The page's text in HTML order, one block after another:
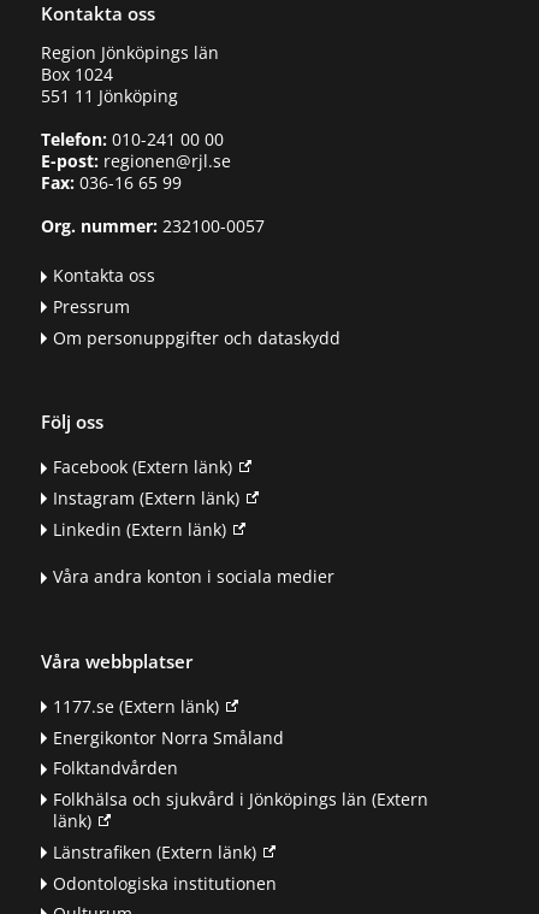
Kontakta oss
Region Jönköpings län
Box 1024
551 11 Jönköping
Telefon:010-241 00 00
E-post:regionen@rjl.se
Fax: 036-16 65 99
Org. nummer:232100-0057
Kontakta oss
Pressrum
Om personuppgifter och dataskydd
Följ oss
Facebook(Extern länk)
Instagram (Extern länk)
Linkedin (Extern länk)
Våra andra konton i sociala medier
Våra webbplatser
1177.se(Extern länk)
Energikontor Norra Småland
Folktandvården
Folkhälsa och sjukvård i Jönköpings län (Extern
länk)
Länstrafiken (Extern länk)
Odontologiska institutionen